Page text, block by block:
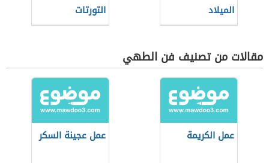
الميلاد
التورتات
مقالات من تصنيف فن الطهي
عمل الكريمة عمل عجينة السكر